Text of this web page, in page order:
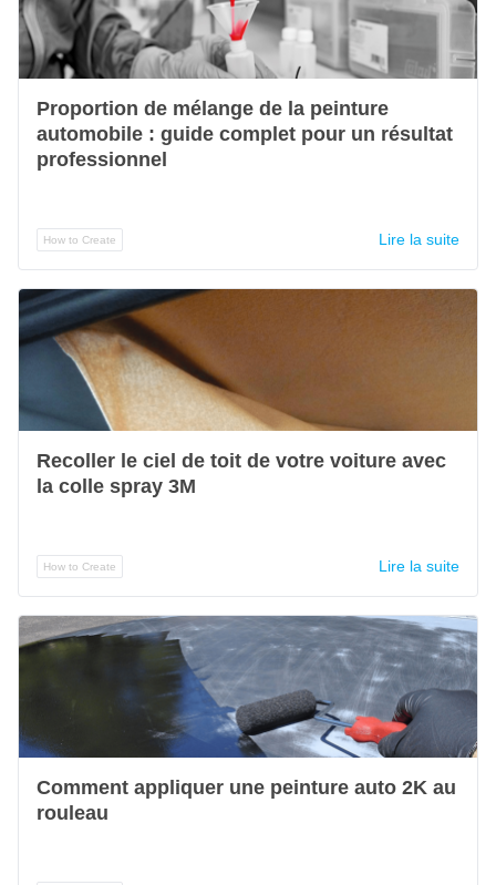
Proportion de mélange de la peinture
automobile : guide complet pour un résultat
professionnel
How to Create Lire la suite
Recoller le ciel de toit de votre voiture avec
la colle spray 3M
How to Create Lire la suite
Comment appliquer une peinture auto 2K au
rouleau